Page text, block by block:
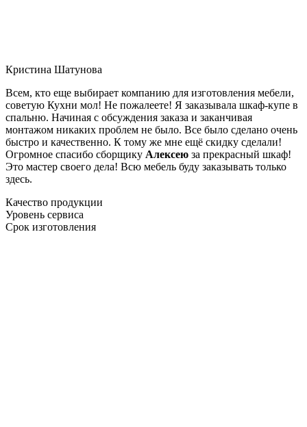
Кристина Шатунова
Всем, кто еще выбирает компанию для изготовления мебели,
советую Кухни мол! Не пожалеете! Я заказывала шкаф-купе в
спальню. Начиная с обсуждения заказа и заканчивая
монтажом никаких проблем не было. Все было сделано очень
быстро и качественно. К тому же мне ещё скидку сделали!
Огромное спасибо сборщику Алексею за прекрасный шкаф!
Это мастер своего дела! Всю мебель буду заказывать только
здесь.
Качество продукции
Уровень сервиса
Срок изготовления